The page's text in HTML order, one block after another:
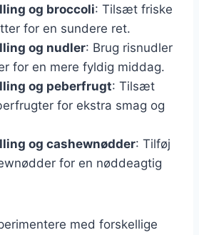
og broccoli: Tilsæt friske
for en sundere ret.
og nudler: Brug risnudler
for en mere fyldig middag.
og peberfrugt: Tilsæt
for ekstra smag og
og cashewnødder: Tilføj
for en nøddeagtig
med forskellige